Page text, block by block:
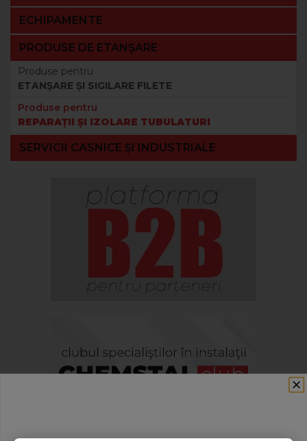
ECHIPAMENTE
PRODUSE DE ETANȘARE
Produse pentru
ETANȘARE ȘI SIGILARE FILETE
Produse pentru
REPARAȚII ȘI IZOLARE TUBULATURI
SERVICII CASNICE ȘI INDUSTRIALE